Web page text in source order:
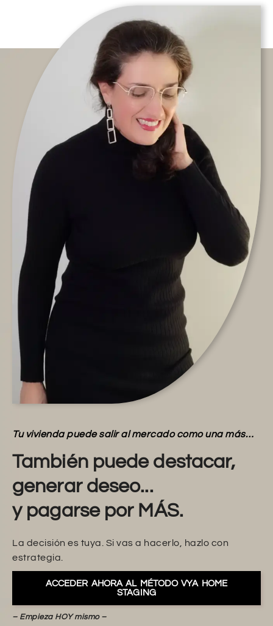
Tu vivienda puede salir al mercado como una más…
También puede destacar,
generar deseo...
y pagarse por MÁS.
La decisión es tuya. Si vas a hacerlo, hazlo con
estrategia.
ACCEDER AHORA AL MÉTODO VYA HOME
STAGING
– Empieza HOY mismo –